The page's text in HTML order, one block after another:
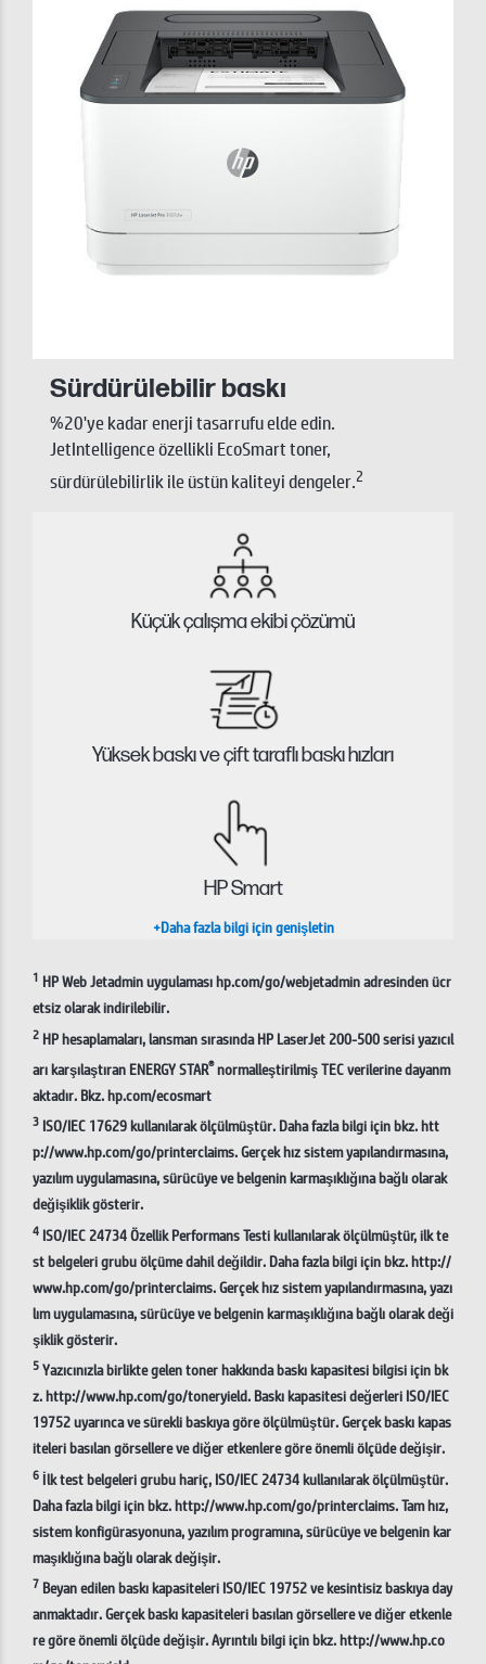
Sürdürülebilir baskı
%20'ye kadar enerji tasarrufu elde edin.
JetIntelligence özellikli EcoSmart toner,
sürdürülebilirlik ile üstün kaliteyi dengeler.2
Küçük çalışma ekibi çözümü
Yüksek baskı ve çift taraflı baskı hızları
HP Smart
+Daha fazla bilgi için genişletin
1 HP Web Jetadmin uygulaması hp.com/go/webjetadmin adresinden ücr
etsiz olarak indirilebilir.
2 HP hesaplamaları, lansman sırasında HP LaserJet 200-500 serisi yazıcıl
arı karşılaştıran ENERGY STAR®normalleştirilmiş TEC verilerine dayanm
aktadır. Bkz. hp.com/ecosmart
3 ISO/IEC 17629 kullanılarak ölçülmüştür. Daha fazla bilgi için bkz. htt
p://www.hp.com/go/printerclaims. Gerçek hız sistem yapılandırmasına,
yazılım uygulamasına, sürücüye ve belgenin karmaşıklığına bağlı olarak
değişiklik gösterir.
4 ISO/IEC 24734 Özellik Performans Testi kullanılarak ölçülmüştür, ilk te
st belgeleri grubu ölçüme dahil değildir. Daha fazla bilgi için bkz. http://
www.hp.com/go/printerclaims. Gerçek hız sistem yapılandırmasına, yazı
lım uygulamasına, sürücüye ve belgenin karmaşıklığına bağlı olarak deği
şiklik gösterir.
5Yazıcınızla birlikte gelen toner hakkında baskı kapasitesi bilgisi için bk
z. http://www.hp.com/go/toneryield. Baskı kapasitesi değerleri ISO/IEC
19752 uyarınca ve sürekli baskıya göre ölçülmüştür. Gerçek baskı kapas
iteleri basılan görsellere ve diğer etkenlere göre önemli ölçüde değişir.
6İlk test belgeleri grubu hariç, ISO/IEC 24734 kullanılarak ölçülmüştür.
Daha fazla bilgi için bkz. http://www.hp.com/go/printerclaims. Tam hız,
sistem konfigürasyonuna, yazılım programına, sürücüye ve belgenin kar
maşıklığına bağlı olarak değişir.
7 Beyan edilen baskı kapasiteleri ISO/IEC 19752 ve kesintisiz baskıya day
anmaktadır. Gerçek baskı kapasiteleri basılan görsellere ve diğer etkenle
re göre önemli ölçüde değişir. Ayrıntılı bilgi için bkz. http://www.hp.co